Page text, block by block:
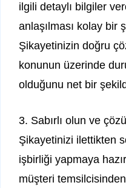
ilgili detaylı bilgiler
anlaşılması kolay bir
Şikayetinizin doğru
konunun üzerinde
olduğunu net bir
3. Sabırlı olun ve
Şikayetinizi ilettikten
işbirliği yapmaya
müşteri